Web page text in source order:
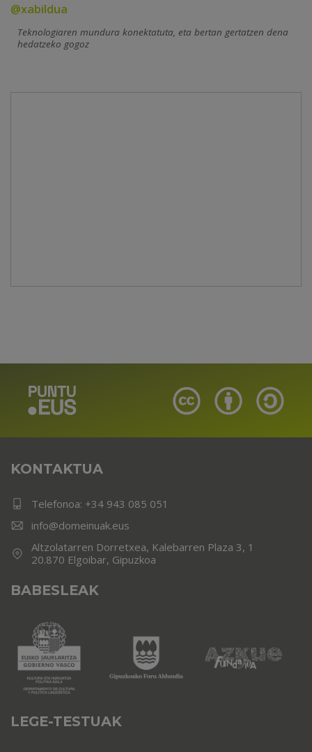
@xabildua
Teknologiaren mundura konektatuta, eta bertan gertatzen dena
hedatzeko gogoz
KONTAKTUA
Telefonoa: +34 943 085 051
info@domeinuak.eus
Altzolatarren Dorretxea, Kalebarren Plaza 3, 1
20.870 Elgoibar, Gipuzkoa
BABESLEAK
LEGE-TESTUAK